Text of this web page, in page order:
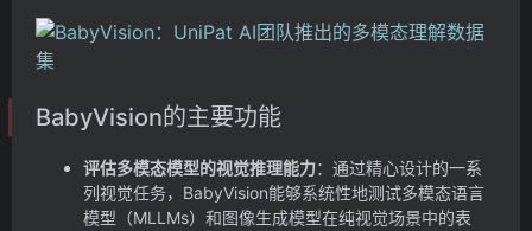
BabyVision的主要功能
评估多模态模型的视觉推理能力：通过精心设计的一系
列视觉任务，BabyVision能够系统性地测试多模态语言
模型（MLLMs）和图像生成模型在纯视觉场景中的表